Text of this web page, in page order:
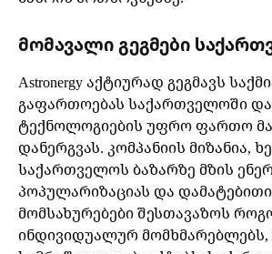
მომავალი გეგმები
Astronergy აქტიურად გეგმავს
გაფართოებას საქართველოში და
ტექნოლოგიების უფრო ფართო
დანერგვას. კომპანიის მიზანია,
საქართველოს ბაზარზე მზის
პოპულარიზაციას და დამატებითი
მომსახურებები შესთავაზოს
ინდივიდუალურ მომხმარებლებს,